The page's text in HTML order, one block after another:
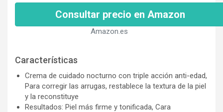
Consultar precio en Amazon
Amazon.es
Características
Crema de cuidado nocturno con triple acción anti-edad,
Para corregir las arrugas, restablece la textura de la piel
y la reconstituye
Resultados: Piel más firme y tonificada, Cara